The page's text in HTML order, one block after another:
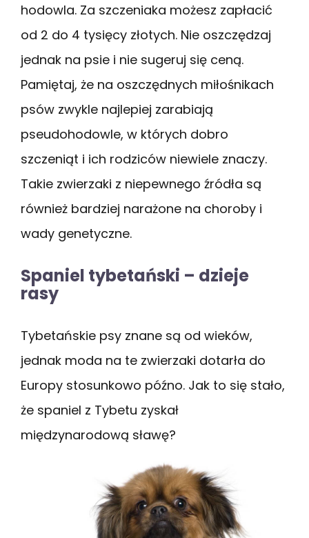
hodowla. Za szczeniaka możesz zapłacić
od 2 do 4 tysięcy złotych. Nie oszczędzaj
jednak na psie i nie sugeruj się ceną.
Pamiętaj, że na oszczędnych miłośnikach
psów zwykle najlepiej zarabiają
pseudohodowle, w których dobro
szczeniąt i ich rodziców niewiele znaczy.
Takie zwierzaki z niepewnego źródła są
również bardziej narażone na choroby i
wady genetyczne.
Spaniel tybetański – dzieje
rasy
Tybetańskie psy znane są od wieków,
jednak moda na te zwierzaki dotarła do
Europy stosunkowo późno. Jak to się stało,
że spaniel z Tybetu zyskał
międzynarodową sławę?